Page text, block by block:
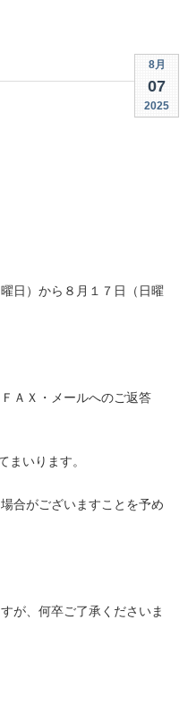
8月
07
2025
日）から８月１７日（日曜
ＡＸ・メールへのご返答
まいります。
合がございますことを予め
が、何卒ご了承くださいま